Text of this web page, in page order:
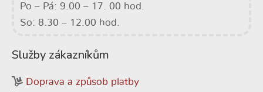
Po – Pá: 9.00 – 17. 00 hod.
So: 8.30 – 12.00 hod.
Služby zákazníkům
Doprava a způsob platby